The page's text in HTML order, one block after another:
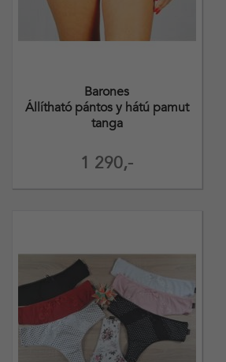
1 290,-
Barones
Állítható pántos y hátú pamut
tanga